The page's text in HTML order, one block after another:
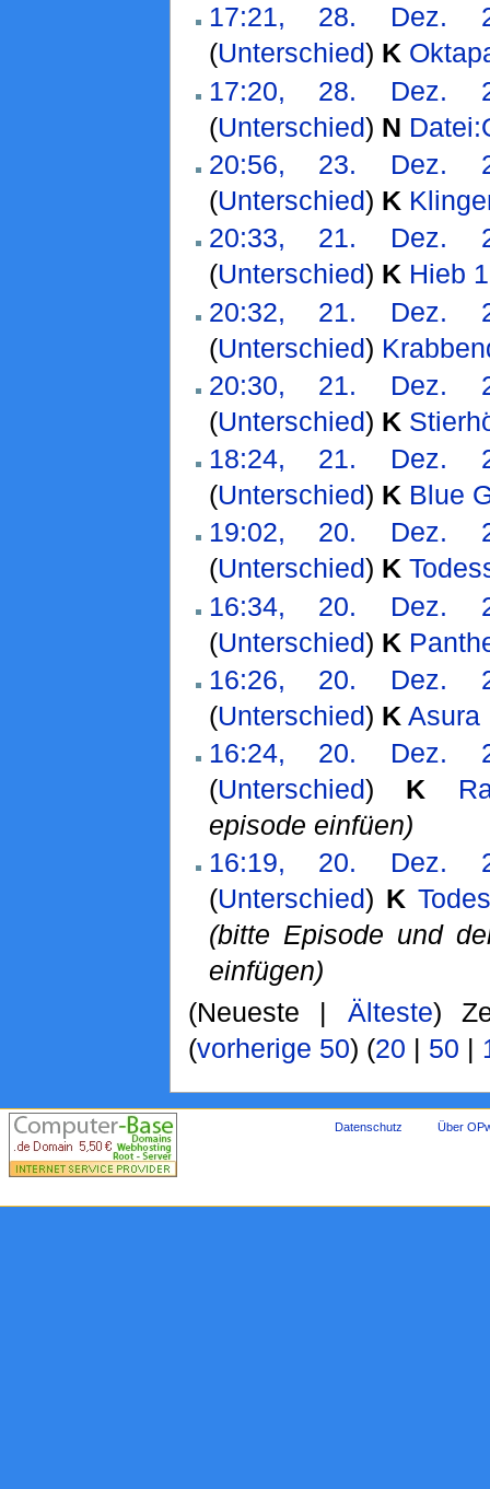
17:21, 28. Dez.
(Unterschied) K
17:20, 28. Dez.
(Unterschied) N
20:56, 23. Dez.
(Unterschied) K
20:33, 21. Dez.
(Unterschied) K Hieb
20:32, 21. Dez.
(Unterschied)
20:30, 21. Dez.
(Unterschied) K
18:24, 21. Dez.
(Unterschied) K Blue
19:02, 20. Dez.
(Unterschied) K
16:34, 20. Dez.
(Unterschied) K
16:26, 20. Dez.
(Unterschied) K Asura‎
16:24, 20. Dez.
(Unterschied) K
episode einfüen)
16:19, 20. Dez.
(Unterschied) K
(bitte Episode und
einfügen)
(Neueste | Älteste)
(vorherige 50) (20 | 50 |
Datenschutz Über